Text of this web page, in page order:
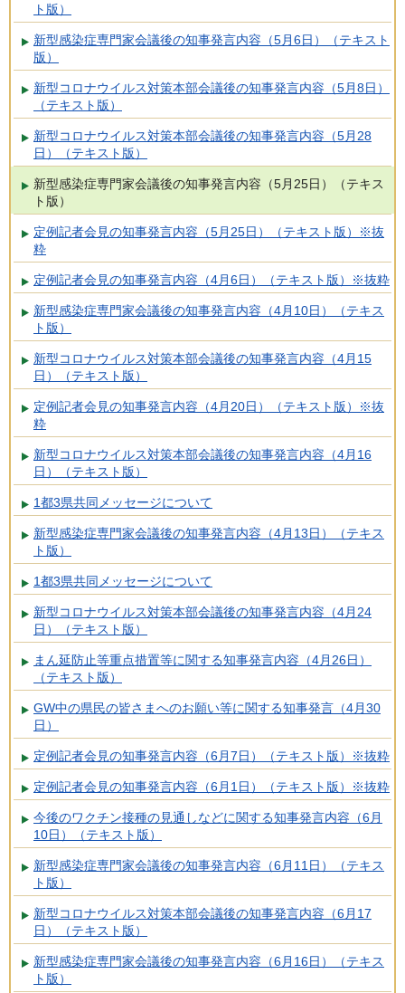
ト版）
新型感染症専門家会議後の知事発言内容（5月6日）（テキスト
版）
新型コロナウイルス対策本部会議後の知事発言内容（5月8日）
（テキスト版）
新型コロナウイルス対策本部会議後の知事発言内容（5月28
日）（テキスト版）
新型感染症専門家会議後の知事発言内容（5月25日）（テキス
ト版）
定例記者会見の知事発言内容（5月25日）（テキスト版）※抜
粋
定例記者会見の知事発言内容（4月6日）（テキスト版）※抜粋
新型感染症専門家会議後の知事発言内容（4月10日）（テキス
ト版）
新型コロナウイルス対策本部会議後の知事発言内容（4月15
日）（テキスト版）
定例記者会見の知事発言内容（4月20日）（テキスト版）※抜
粋
新型コロナウイルス対策本部会議後の知事発言内容（4月16
日）（テキスト版）
1都3県共同メッセージについて
新型感染症専門家会議後の知事発言内容（4月13日）（テキス
ト版）
1都3県共同メッセージについて
新型コロナウイルス対策本部会議後の知事発言内容（4月24
日）（テキスト版）
まん延防止等重点措置等に関する知事発言内容（4月26日）
（テキスト版）
GW中の県民の皆さまへのお願い等に関する知事発言（4月30
日）
定例記者会見の知事発言内容（6月7日）（テキスト版）※抜粋
定例記者会見の知事発言内容（6月1日）（テキスト版）※抜粋
今後のワクチン接種の見通しなどに関する知事発言内容（6月
10日）（テキスト版）
新型感染症専門家会議後の知事発言内容（6月11日）（テキス
ト版）
新型コロナウイルス対策本部会議後の知事発言内容（6月17
日）（テキスト版）
新型感染症専門家会議後の知事発言内容（6月16日）（テキス
ト版）